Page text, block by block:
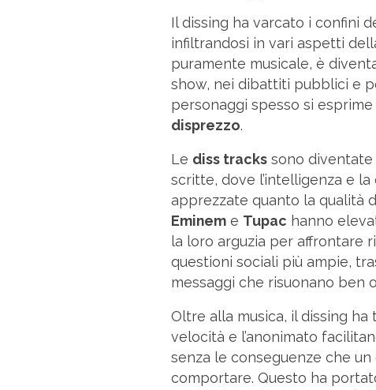
Il dissing ha varcato i confini
infiltrandosi in vari aspetti
puramente musicale, è
show, nei dibattiti pubblici e
personaggi spesso si
disprezzo.
Le diss tracks sono diventate
scritte, dove l’intelligenza e
apprezzate quanto la qualità
Eminem e Tupac hanno
la loro arguzia per affrontare
questioni sociali più ampie,
messaggi che risuonano ben
Oltre alla musica, il dissing
velocità e l’anonimato
senza le conseguenze che
comportare. Questo ha